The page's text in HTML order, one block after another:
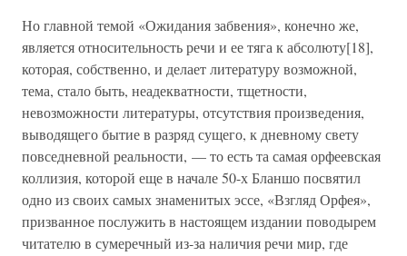
Но главной темой «Ожидания забвения», конечно же,
является относительность речи и ее тяга к абсолюту[18],
которая, собственно, и делает литературу возможной,
тема, стало быть, неадекватности, тщетности,
невозможности литературы, отсутствия произведения,
выводящего бытие в разряд сущего, к дневному свету
повседневной реальности, — то есть та самая орфеевская
коллизия, которой еще в начале 50-х Бланшо посвятил
одно из своих самых знаменитых эссе, «Взгляд Орфея»,
призванное послужить в настоящем издании поводырем
читателю в сумеречный из-за наличия речи мир, где